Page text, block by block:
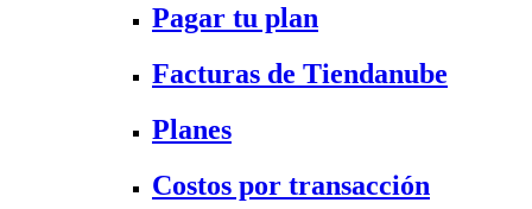
Pagar tu plan
Facturas de Tiendanube
Planes
Costos por transacción